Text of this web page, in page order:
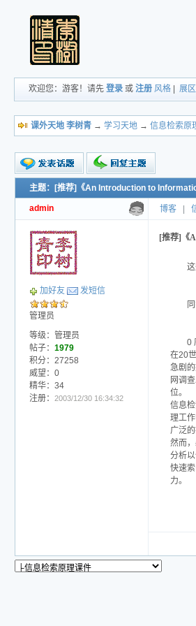
欢迎您：游客！请先登录 或注册 风格 |展区
课外天地 李树青 →学习天地 →信息检索原
新的主题
投票帖
交易帖
小字报
主题：[推荐]《An Introduction to
admin 博客
加好友 发短信
管理员
等级：管理员
帖子： 1979
积分：27258
威望：0
精华：34
注册：
2003/12/30 16:34:32
[推荐]《
0
在20
急剧
网调
位。
信息
理工
广泛
然而
分析
快速
力。